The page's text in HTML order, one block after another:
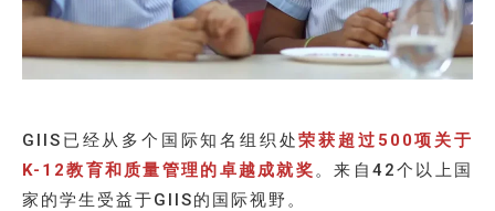
GIIS已经从多个国际知名组织处荣获超过500项关于
K-12教育和质量管理的卓越成就奖。来自42个以上国
家的学生受益于GIIS的国际视野。